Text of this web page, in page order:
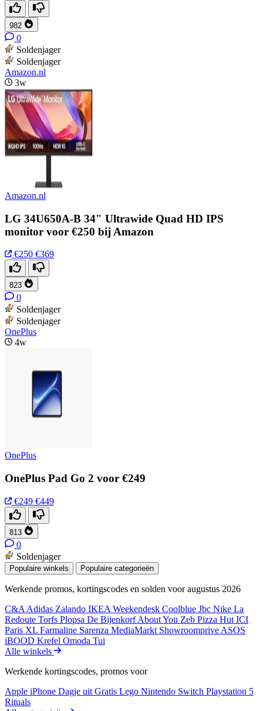
982
0
Soldenjager
Soldenjager
Amazon.nl
3w
Amazon.nl
LG 34U650A-B 34" Ultrawide Quad HD IPS
monitor voor €250 bij Amazon
€250 €369
823
0
Soldenjager
Soldenjager
OnePlus
4w
OnePlus
OnePlus Pad Go 2 voor €249
€249 €449
813
0
Soldenjager
Populaire winkels Populaire categorieën
Werkende promos, kortingscodes en solden voor augustus 2026
C&A Adidas Zalando IKEA Weekendesk Coolblue Jbc Nike La
Redoute Torfs Plopsa De BijenkorfAbout You Zeb Pizza Hut ICI
Paris XL Farmaline Sarenza MediaMarkt Showroomprive ASOS
iBOOD Krefel Omoda Tui
Alle winkels
Werkende kortingscodes, promos voor
Apple iPhone Dagje uit Gratis Lego Nintendo Switch Playstation 5
Rituals